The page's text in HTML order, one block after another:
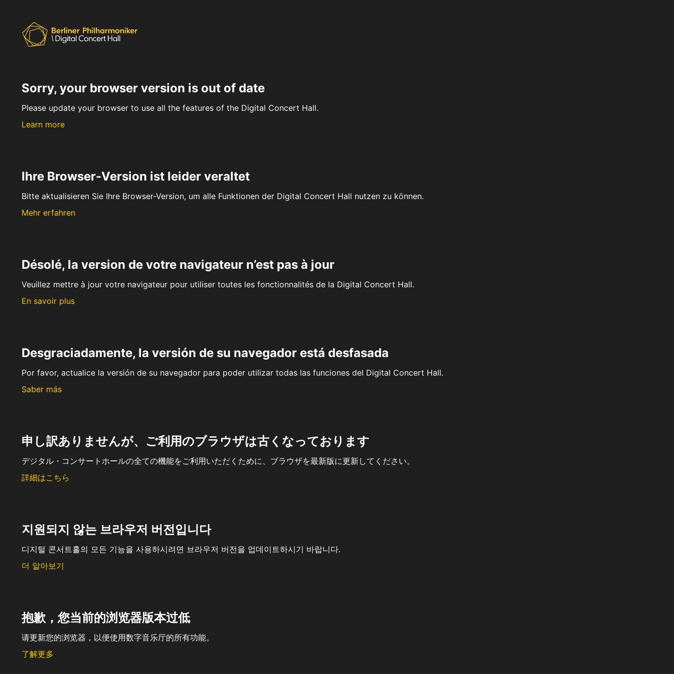
Sorry, your browser version is out of date
Please update your browser to use all the features of the Digital Concert Hall.
Learn more
Ihre Browser-Version ist leider veraltet
Bitte aktualisieren Sie Ihre Browser-Version, um alle Funktionen der Digital Concert Hall nutzen zu können.
Mehr erfahren
Désolé, la version de votre navigateur n’est pas à jour
Veuillez mettre à jour votre navigateur pour utiliser toutes les fonctionnalités de la Digital Concert Hall.
En savoir plus
Desgraciadamente, la versión de su navegador está desfasada
Por favor, actualice la versión de su navegador para poder utilizar todas las funciones del Digital Concert Hall.
Saber más
申し訳ありませんが、ご利用のブラウザは古くなっております
デジタル・コンサートホールの全ての機能をご利用いただくために、ブラウザを最新版に更新してください。
詳細はこちら
지원되지 않는 브라우저 버전입니다
디지털 콘서트홀의 모든 기능을 사용하시려면 브라우저 버전을 업데이트하시기 바랍니다.
더 알아보기
抱歉，您当前的浏览器版本过低
请更新您的浏览器，以便使用数字音乐厅的所有功能。
了解更多